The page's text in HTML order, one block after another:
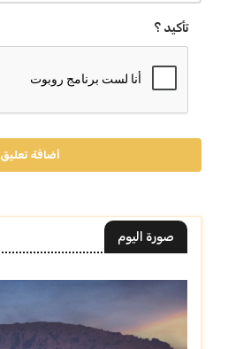
تأكيد ؟
أضافة تعليق
صورة اليوم